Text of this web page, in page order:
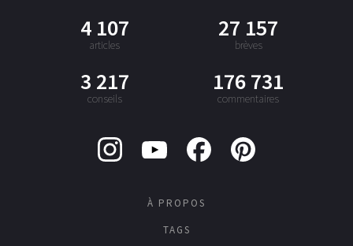
4 107
articles
27 157
brèves
3 217
conseils
176 731
commentaires
À PROPOS
TAGS